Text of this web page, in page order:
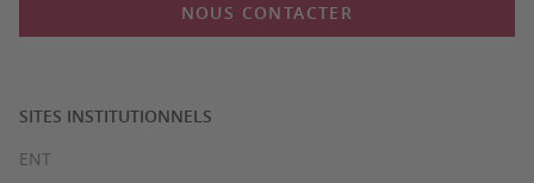
NOUS CONTACTER
SITES INSTITUTIONNELS
ENT